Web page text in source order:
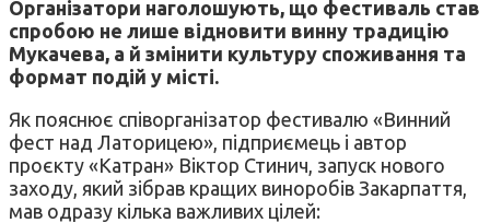
Організатори наголошують, що фестиваль став
спробою не лише відновити винну традицію
Мукачева, а й змінити культуру споживання та
формат подій у місті.
Як пояснює співорганізатор фестивалю «Винний
фест над Латорицею», підприємець і автор
проєкту «Катран» Віктор Стинич, запуск нового
заходу, який зібрав кращих виноробів Закарпаття,
мав одразу кілька важливих цілей: